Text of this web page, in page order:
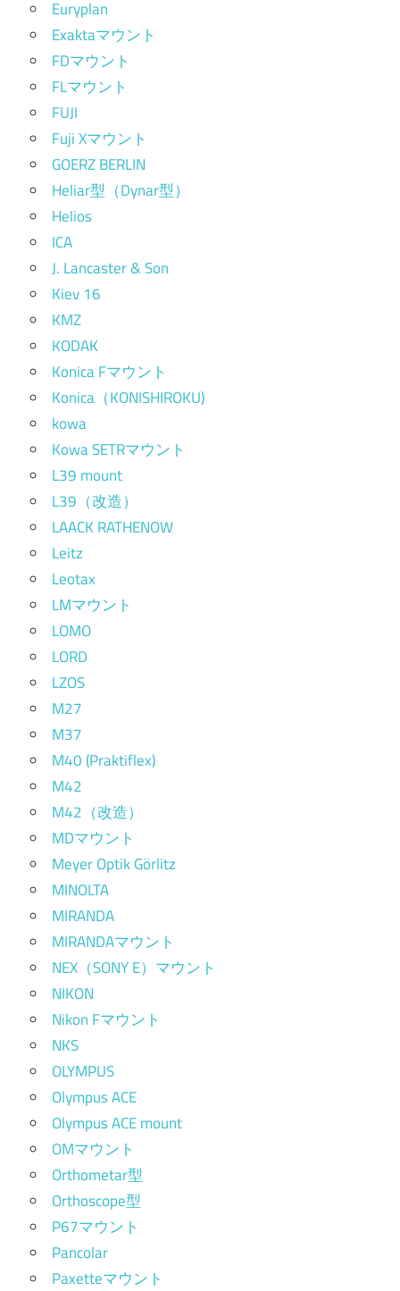
Euryplan
Exaktaマウント
FDマウント
FLマウント
FUJI
Fuji Xマウント
GOERZ BERLIN
Heliar型（Dynar型）
Helios
ICA
J. Lancaster & Son
Kiev 16
KMZ
KODAK
Konica Fマウント
Konica（KONISHIROKU)
kowa
Kowa SETRマウント
L39 mount
L39（改造）
LAACK RATHENOW
Leitz
Leotax
LMマウント
LOMO
LORD
LZOS
M27
M37
M40 (Praktiflex)
M42
M42（改造）
MDマウント
Meyer Optik Görlitz
MINOLTA
MIRANDA
MIRANDAマウント
NEX（SONY E）マウント
NIKON
Nikon Fマウント
NKS
OLYMPUS
Olympus ACE
Olympus ACE mount
OMマウント
Orthometar型
Orthoscope型
P67マウント
Pancolar
Paxetteマウント